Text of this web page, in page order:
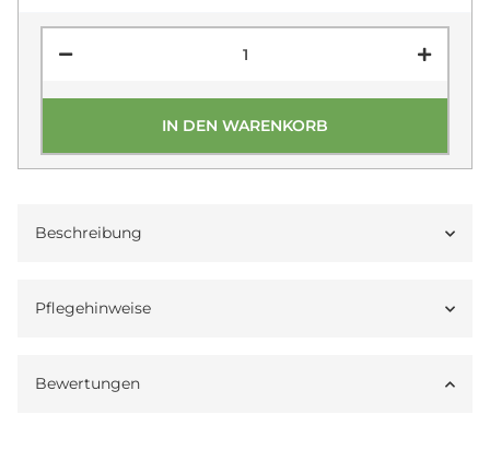
IN DEN WARENKORB
Beschreibung
Pflegehinweise
Bewertungen